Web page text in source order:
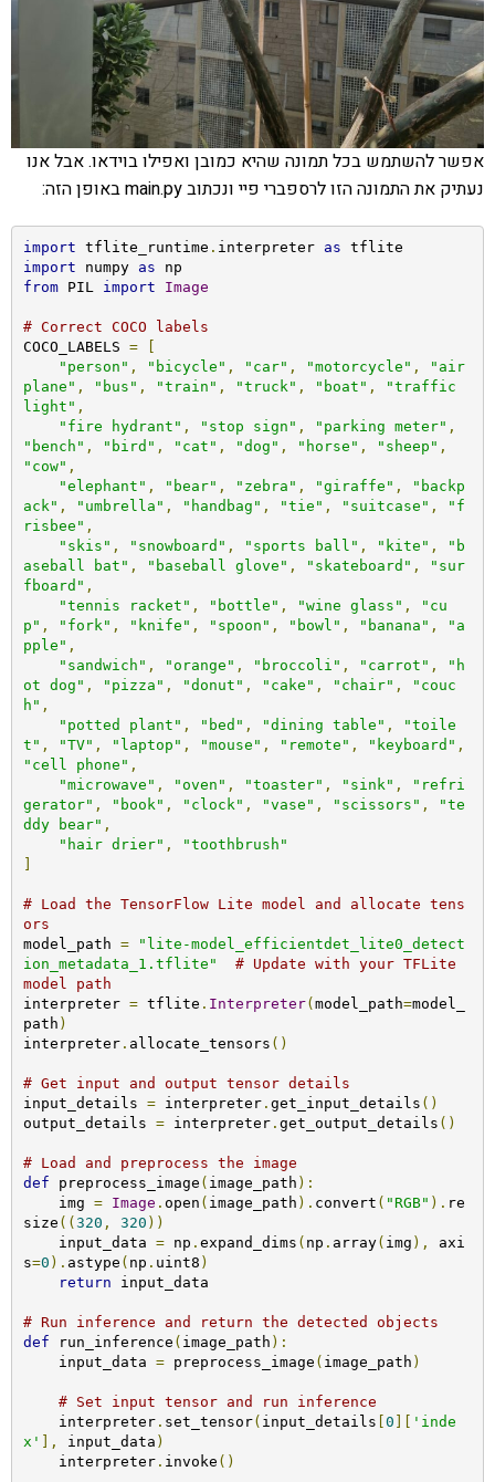
אפשר להשתמש בכל תמונה שהיא כמובן ואפילו בוידאו. אבל אנו
נעתיק את התמונה הזו לרספברי פיי ונכתוב main.py באופן הזה:
import tflite_runtime . interpreter as
import numpy as
from PIL import Image
# Correct COCO labels
COCO_LABELS =
"person" , "bicycle" , "car" , "motorcycle" ,
"air
plane" , "bus" , "train" , "truck" , "boat" ,
"traffic
light" ,
"fire hydrant" , "stop sign" , "parking meter" ,
"bench" , "bird" , "cat" , "dog" , "horse" , "sheep" ,
"cow" ,
"elephant" , "bear" , "zebra" , "giraffe" ,
"backp
ack" , "umbrella" , "handbag" , "tie" , "suitcase" ,
"f
risbee" ,
"skis" , "snowboard" , "sports ball" , "kite" ,
"b
aseball bat" , "baseball glove" , "skateboard" ,
"sur
fboard" ,
"tennis racket" , "bottle" , "wine glass" ,
"cu
p" , "fork" , "knife" , "spoon" , "bowl" , "banana" ,
"a
pple" ,
"sandwich" , "orange" , "broccoli" , "carrot" ,
"h
ot dog" , "pizza" , "donut" , "cake" , "chair" ,
"couc
h" ,
"potted plant" , "bed" , "dining table" ,
"toile
t" , "TV" , "laptop" , "mouse" , "remote" , "keyboard" ,
"cell phone" ,
"microwave" , "oven" , "toaster" , "sink" ,
"refri
gerator" , "book" , "clock" , "vase" , "scissors" ,
"te
ddy bear" ,
"hair drier" ,
"toothbrush"
# Load the TensorFlow Lite model and allocate tens
ors
model_path =
"lite-model_efficientdet_lite0_detect
ion_metadata_1.tflite"
# Update with your TFLite
model path
interpreter = tflite . Interpreter( model_path=model_
path )
interpreter. allocate_tensors ()
# Get input and output tensor details
input_details = interpreter. get_input_details ()
output_details = interpreter. get_output_details ()
# Load and preprocess the image
def preprocess_image ( image_path ):
    img
= Image . open ( image_path ). convert ( "RGB" ). re
size (( 320 , 320 ))
    input_data
= np . expand_dims ( np . array( img ),
axi
s=0 ). astype ( np . uint8 )
return input_data
# Run inference and return the detected objects
def run_inference ( image_path ):
    input_data
= preprocess_image ( image_path )
# Set input tensor and run inference
    interpreter
. set_tensor( input_details 0
'inde
x'
], input_data )
    interpreter
. invoke ()